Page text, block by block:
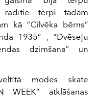
radītie tērpi tādām
kā “Cilvēka bērns”
1935” , “Dvēseļu
dzimšana” un
modes skate
WEEK” atklāšanas